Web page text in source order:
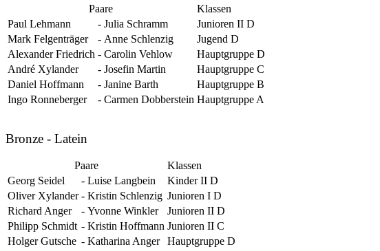
Paare
Klassen
Paul Lehmann
- Julia Schramm
Junioren II D
Mark Felgenträger
- Anne Schlenzig
Jugend D
Alexander Friedrich - Carolin Vehlow
Hauptgruppe D
André Xylander
- Josefin Martin
Hauptgruppe C
Daniel Hoffmann
- Janine Barth
Hauptgruppe B
Ingo Ronneberger
- Carmen Dobberstein Hauptgruppe A
Bronze - Latein
Paare
Klassen
Georg Seidel
- Luise Langbein
Kinder II D
Oliver Xylander - Kristin Schlenzig Junioren I D
Richard Anger
- Yvonne Winkler
Junioren II D
Philipp Schmidt - Kristin Hoffmann Junioren II C
Holger Gutsche - Katharina Anger Hauptgruppe D